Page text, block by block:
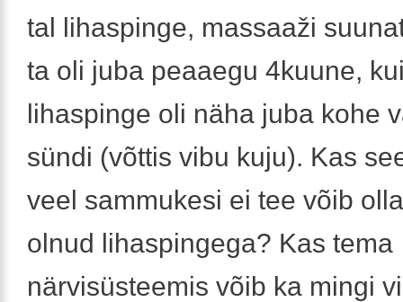
tal lihaspinge, massaaži
ta oli juba peaaegu 4kuune,
lihaspinge oli näha juba kohe
sündi (võttis vibu kuju). Kas
veel sammukesi ei tee võib
olnud lihaspingega? Kas tema
närvisüsteemis võib ka mingi